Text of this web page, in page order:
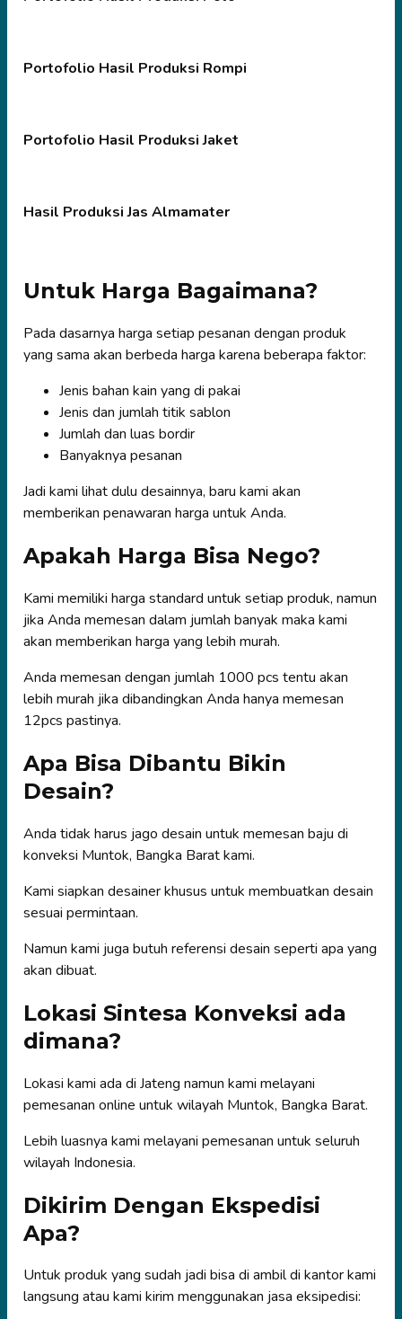
Portofolio Hasil Produksi Rompi
Portofolio Hasil Produksi Jaket
Hasil Produksi Jas Almamater
Untuk Harga Bagaimana?
Pada dasarnya harga setiap pesanan dengan produk
yang sama akan berbeda harga karena beberapa faktor:
Jenis bahan kain yang di pakai
Jenis dan jumlah titik sablon
Jumlah dan luas bordir
Banyaknya pesanan
Jadi kami lihat dulu desainnya, baru kami akan
memberikan penawaran harga untuk Anda.
Apakah Harga Bisa Nego?
Kami memiliki harga standard untuk setiap produk, namun
jika Anda memesan dalam jumlah banyak maka kami
akan memberikan harga yang lebih murah.
Anda memesan dengan jumlah 1000 pcs tentu akan
lebih murah jika dibandingkan Anda hanya memesan
12pcs pastinya.
Apa Bisa Dibantu Bikin
Desain?
Anda tidak harus jago desain untuk memesan baju di
konveksi Muntok, Bangka Barat kami.
Kami siapkan desainer khusus untuk membuatkan desain
sesuai permintaan.
Namun kami juga butuh referensi desain seperti apa yang
akan dibuat.
Lokasi Sintesa Konveksi ada
dimana?
Lokasi kami ada di Jateng namun kami melayani
pemesanan online untuk wilayah Muntok, Bangka Barat.
Lebih luasnya kami melayani pemesanan untuk seluruh
wilayah Indonesia.
Dikirim Dengan Ekspedisi
Apa?
Untuk produk yang sudah jadi bisa di ambil di kantor kami
langsung atau kami kirim menggunakan jasa eksipedisi: